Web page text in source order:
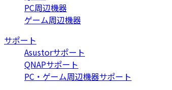
PC周辺機器
ゲーム周辺機器
サポート
Asustorサポート
QNAPサポート
PC・ゲーム周辺機器サポート